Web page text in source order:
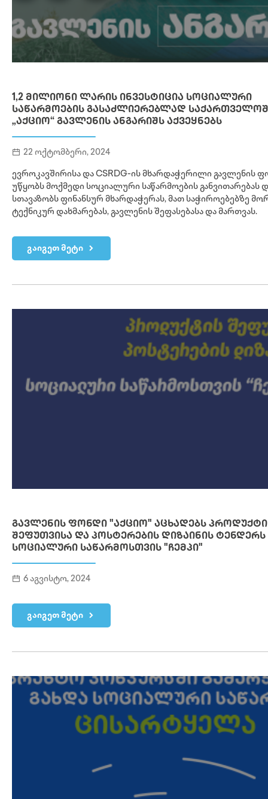
1,2 ᲛᲘᲚᲘᲝᲜᲘ ᲚᲐᲠᲘᲡ ᲘᲜᲕᲔᲡᲢᲘᲪᲘᲐ ᲡᲝᲪᲘᲐᲚᲣᲠᲘ
ᲡᲐᲬᲐᲠᲛᲝᲔᲑᲘᲡ ᲒᲐᲡᲐᲫᲚᲘᲔᲠᲔᲑᲚᲐᲓ
„ᲐᲥᲪᲘᲝ“ ᲒᲐᲕᲚᲔᲜᲘᲡ ᲐᲜᲒᲐᲠᲘᲨᲡ ᲐᲥᲕᲔᲧᲜᲔᲑᲡ
22 ოქტომბერი, 2024
ევროკავშირისა და CSRDG-ის მხარდაჭერილი გავლენის
უწყობს მოქმედი სოციალური საწარმოების განვითარებას
სთავაზობს ფინანსურ მხარდაჭერას, მათ საჭიროებებზე
ტექნიკურ დახმარებას, გავლენის შეფასებასა და მართვას.
გაიგეთ მეტი
ᲒᲐᲕᲚᲔᲜᲘᲡ ᲤᲝᲜᲓᲘ "ᲐᲥᲪᲘᲝ" ᲐᲪᲮᲐᲓᲔᲑᲡ
ᲨᲔᲤᲣᲗᲕᲘᲡᲐ ᲓᲐ ᲞᲝᲡᲢᲔᲠᲔᲑᲘᲡ ᲓᲘᲖᲐᲘᲜᲘᲡ ᲢᲔᲜᲓᲔᲠᲡ
ᲡᲝᲪᲘᲐᲚᲣᲠᲘ ᲡᲐᲬᲐᲠᲛᲝᲡᲗᲕᲘᲡ "ᲩᲔᲛᲞᲘ"
6 აგვისტო, 2024
გაიგეთ მეტი